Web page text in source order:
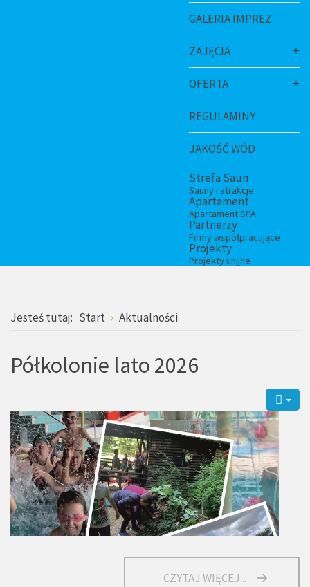
GALERIA IMPREZ
ZAJĘCIA
OFERTA
REGULAMINY
JAKOŚĆ WÓD
Strefa Saun
Sauny i atrakcje
Apartament
Apartament SPA
Partnerzy
Firmy współpracujące
Projekty
Projekty unijne
Jesteś tutaj: Start Aktualności
Półkolonie lato 2026
CZYTAJ WIĘCEJ...